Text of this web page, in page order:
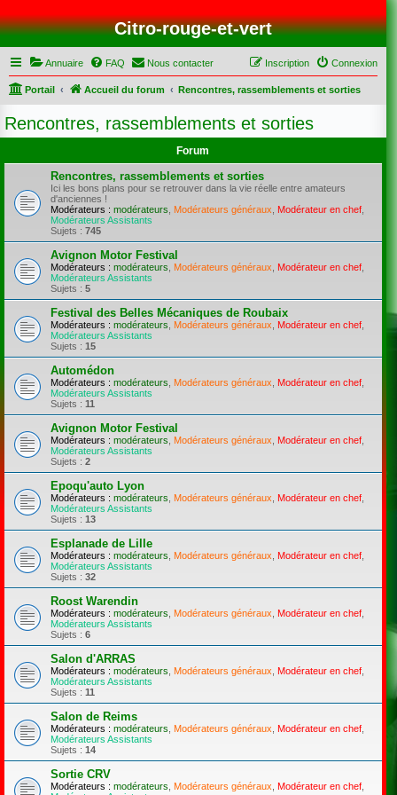
Citro-rouge-et-vert
Annuaire FAQ Nous contacter Connexion
Inscription
Portail Accueil du forum Rencontres, rassemblements et sorties
Rencontres, rassemblements et sorties
Forum
Rencontres, rassemblements et sorties
Ici les bons plans pour se retrouver dans la vie réelle entre amateurs
d'anciennes !
Modérateurs : modérateurs Modérateurs généraux Modérateur en chef
Modérateurs Assistants
Sujets : 745
Avignon Motor Festival
Modérateurs : modérateurs Modérateurs généraux Modérateur en chef
Modérateurs Assistants
Sujets : 5
Festival des Belles Mécaniques de Roubaix
Modérateurs : modérateurs Modérateurs généraux Modérateur en chef
Modérateurs Assistants
Sujets : 15
Automédon
Modérateurs : modérateurs Modérateurs généraux Modérateur en chef
Modérateurs Assistants
Sujets : 11
Avignon Motor Festival
Modérateurs : modérateurs Modérateurs généraux Modérateur en chef
Modérateurs Assistants
Sujets : 2
Epoqu'auto Lyon
Modérateurs : modérateurs Modérateurs généraux Modérateur en chef
Modérateurs Assistants
Sujets : 13
Esplanade de Lille
Modérateurs : modérateurs Modérateurs généraux Modérateur en chef
Modérateurs Assistants
Sujets : 32
Roost Warendin
Modérateurs : modérateurs Modérateurs généraux Modérateur en chef
Modérateurs Assistants
Sujets : 6
Salon d'ARRAS
Modérateurs : modérateurs Modérateurs généraux Modérateur en chef
Modérateurs Assistants
Sujets : 11
Salon de Reims
Modérateurs : modérateurs Modérateurs généraux Modérateur en chef
Modérateurs Assistants
Sujets : 14
Sortie CRV
Modérateurs : modérateurs Modérateurs généraux Modérateur en chef